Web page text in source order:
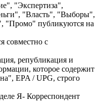
"Экспертиза",
"Власть", "Выборы",
"Промо" публикуются на
совместно с
републикация и
которое содержит
EPA / UPG, строго
Я- Корреспондент